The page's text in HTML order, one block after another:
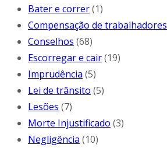
Bater e correr(1)
Compensação de trabalhadores
Conselhos (68)
Escorregar e cair(19)
Imprudência (5)
Lei de trânsito (5)
Lesões (7)
Morte Injustificado (3)
Negligência (10)